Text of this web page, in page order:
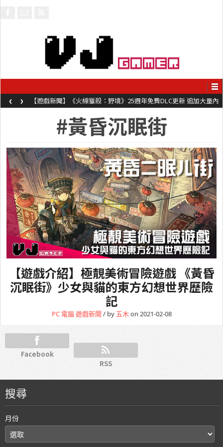
【遊戲新聞】《火線獵殺：野境》25週年免費DLC更新 追加大量內
容同時系舊作限時超平價折扣
‹ ›
#黃昏沉眠街
【遊戲介紹】極靚美術冒險遊戲 《黃昏
沉眠街》少女與貓的東方幻想世界歷險
記
PC 電腦遊戲新聞 / by 五木on 2021-02-08
Facebook
RSS
搜尋
月份